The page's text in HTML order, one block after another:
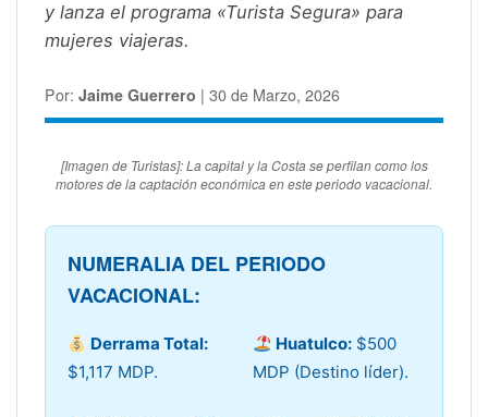
y lanza el programa «Turista Segura» para
mujeres viajeras.
Por: Jaime Guerrero | 30 de Marzo, 2026
[Imagen de Turistas]: La capital y la Costa se perfilan como los
motores de la captación económica en este periodo vacacional.
NUMERALIA DEL PERIODO
VACACIONAL:
Derrama Total:
$1,117 MDP.
Huatulco:$500
MDP (Destino líder).